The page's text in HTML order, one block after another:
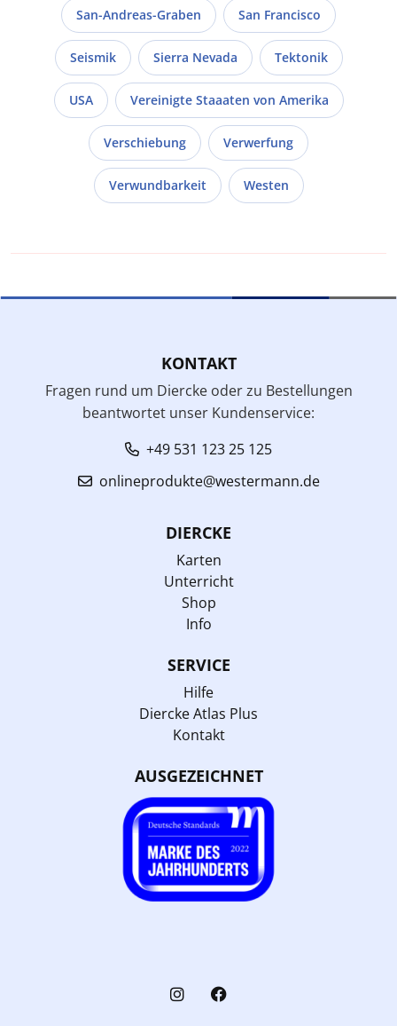
San-Andreas-Graben San Francisco
Seismik Sierra Nevada Tektonik
USA Vereinigte Staaaten von Amerika
Verschiebung Verwerfung
Verwundbarkeit Westen
KONTAKT
Fragen rund um Diercke oder zu Bestellungen
beantwortet unser Kundenservice:
+49 531 123 25 125
onlineprodukte@westermann.de
DIERCKE
Karten
Unterricht
Shop
Info
SERVICE
Hilfe
Diercke Atlas Plus
Kontakt
AUSGEZEICHNET